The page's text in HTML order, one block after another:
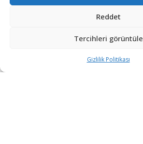
Reddet
Tercihleri görüntüle
Gizlilik Politikası
Siber Güvenlik
Teknoloji
Politika